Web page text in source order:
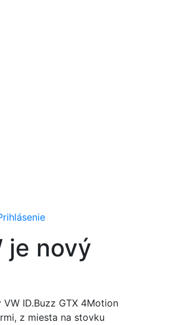
je nový
ID.Buzz GTX 4Motion
z miesta na stovku